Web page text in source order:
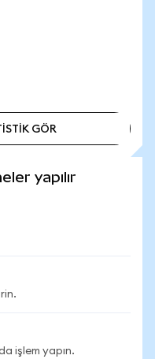
GÖR
yapılır
işlem yapın.